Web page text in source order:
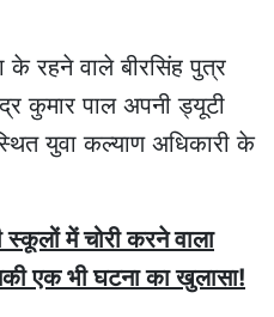
के रहने वाले बीरसिंह पुत्र
कुमार पाल अपनी ड्यूटी
युवा कल्याण अधिकारी के
में चोरी करने वाला
एक भी घटना का खुलासा!